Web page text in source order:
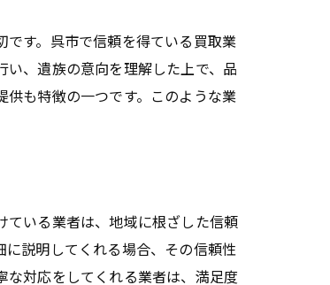
す。呉市で信頼を得ている買取業
、遺族の意向を理解した上で、品
も特徴の一つです。このような業
ている業者は、地域に根ざした信頼
説明してくれる場合、その信頼性
な対応をしてくれる業者は、満足度